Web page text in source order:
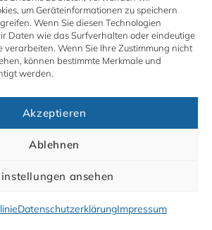
um Geräteinformationen zu speichern
Wenn Sie diesen Technologien
Daten wie das Surfverhalten oder eindeutige
verarbeiten. Wenn Sie Ihre Zustimmung nicht
können bestimmte Merkmale und
werden.
Akzeptieren
Ablehnen
ansehen
DatenschutzerklärungImpressum
im Projekt – und was
hast du schon erlebt oder könntest
wenn Rollen unklar sind?
einem Projekt klären, wer welche
Personen sich gut kennen?
Weiter